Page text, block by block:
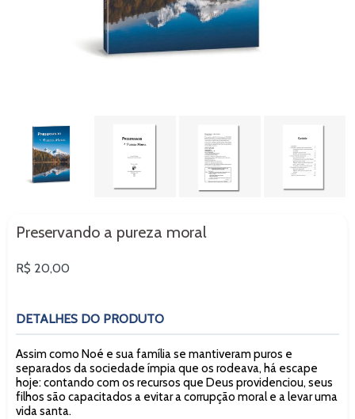
Preservando a pureza moral
Preço
R$ 20,00
DETALHES DO PRODUTO
Assim como Noé e sua família se mantiveram puros e
separados da sociedade ímpia que os rodeava, há escape
hoje: contando com os recursos que Deus providenciou, seus
filhos são capacitados a evitar a corrupção moral e a levar uma
vida santa.